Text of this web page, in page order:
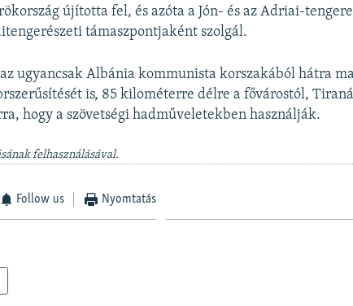
újította fel, és azóta a Jón- és az Adriai-
támaszpontjaként szolgál.
ugyancsak Albánia kommunista korszakából hátra
is, 85 kilométerre délre a fővárostól,
hogy a szövetségi hadműveletekben használják.
felhasználásával.
Follow us Nyomtatás